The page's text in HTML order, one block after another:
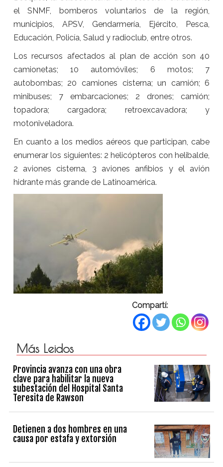
el SNMF, bomberos voluntarios de la región,
municipios, APSV, Gendarmería, Ejército, Pesca,
Educación, Policía, Salud y radioclub, entre otros.
Los recursos afectados al plan de acción son 40
camionetas; 10 automóviles; 6 motos; 7
autobombas; 20 camiones cisterna; un camión; 6
minibuses; 7 embarcaciones; 2 drones; camión;
topadora; cargadora; retroexcavadora; y
motoniveladora.
En cuanto a los medios aéreos que participan, cabe
enumerar los siguientes: 2 helicópteros con helibalde,
2 aviones cisterna, 3 aviones anfibios y el avión
hidrante más grande de Latinoamérica.
Compartí:
Más Leidos
Provincia avanza con una obra
clave para habilitar la nueva
subestación del Hospital Santa
Teresita de Rawson
Detienen a dos hombres en una
causa por estafa y extorsión